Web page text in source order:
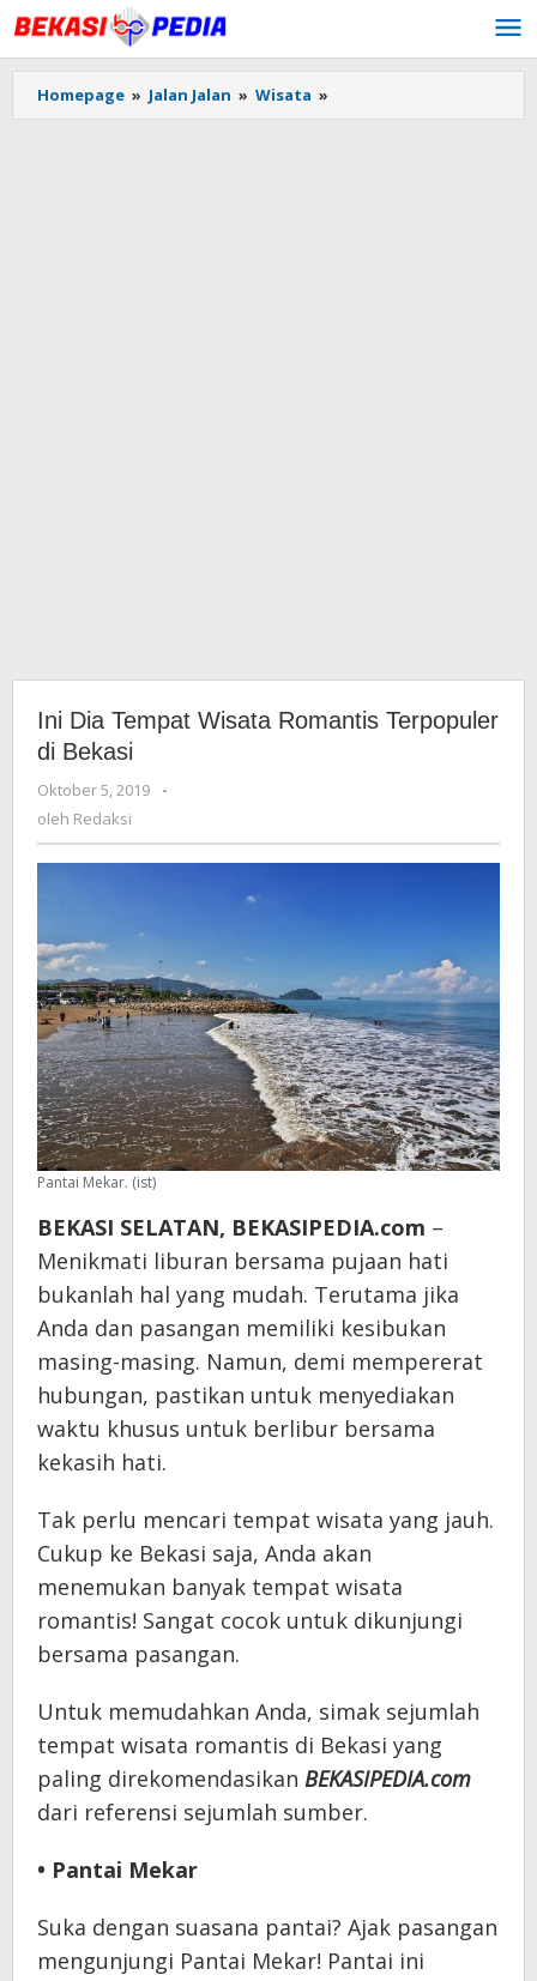
Lewati
ke
konten
Homepage » Jalan Jalan » Wisata »
Dia
Ini Dia Tempat Wisata Romantis Terpopuler
di Bekasi
Oktober 5, 2019
oleh
-
oleh Redaksi
Pantai Mekar. (ist)
BEKASI SELATAN, BEKASIPEDIA.com –
Menikmati liburan bersama pujaan hati
bukanlah hal yang mudah. Terutama jika
Anda dan pasangan memiliki kesibukan
masing-masing. Namun, demi mempererat
hubungan, pastikan untuk menyediakan
waktu khusus untuk berlibur bersama
kekasih hati.
Tak perlu mencari tempat wisata yang jauh.
Cukup ke Bekasi saja, Anda akan
menemukan banyak tempat wisata
romantis! Sangat cocok untuk dikunjungi
bersama pasangan.
Untuk memudahkan Anda, simak sejumlah
tempat wisata romantis di Bekasi yang
paling direkomendasikan BEKASIPEDIA.com
dari referensi sejumlah sumber.
• Pantai Mekar
Suka dengan suasana pantai? Ajak pasangan
mengunjungi Pantai Mekar! Pantai ini